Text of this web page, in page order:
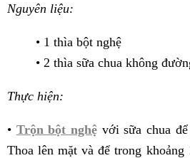
Nguyên liệu:
• 1 thìa bột nghệ
• 2 thìa sữa chua không
Thực hiện:
• Trộn bột nghệ với sữa chua
Thoa lên mặt và để trong khoảng